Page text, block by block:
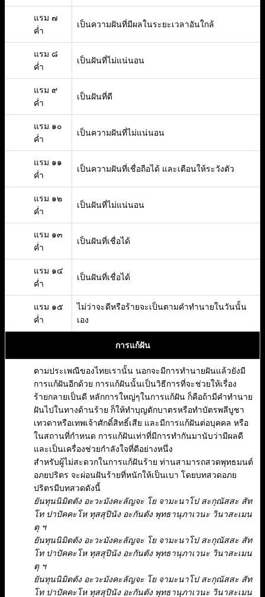
แรม ๗
ค่ำ
เป็นความฝันที่มีผลในระยะเวลาอันใกล้
แรม ๘
ค่ำ
เป็นฝันที่ไม่แน่นอน
แรม ๙
ค่ำ
เป็นฝันที่ดี
แรม ๑๐
ค่ำ
เป็นความฝันที่ไม่แน่นอน
แรม ๑๑
ค่ำ
เป็นความฝันที่เชื่อถือได้ และเตือนให้ระวังตัว
แรม ๑๒
ค่ำ
เป็นฝันที่ไม่แน่นอน
แรม ๑๓
ค่ำ
เป็นฝันที่เชื่อได้
แรม ๑๔
ค่ำ
เป็นฝันที่เชื่อได้
แรม ๑๕
ค่ำ
ไม่ว่าจะดีหรือร้ายจะเป็นตามคำทำนายในวันนั้น
เอง
การแก้ฝัน
ตามประเพณีของไทยเรานั้น นอกจะมีการทำนายฝันแล้วยังมี
การแก้ฝันอีกด้วย การแก้ฝันนั้นเป็นวิธีการที่จะช่วยให้เรื่อง
ร้ายกลายเป็นดี หลักการใหญ่ๆในการแก้ฝัน ก็คือถ้ามีคำทำนาย
ฝันไปในทางด้านร้าย ก็ให้ทำบุญตักบาตรหรือทำบัตรพลีบูชา
เทวดาหรือเทพเจ้าศักดิ์สิทธิ์เสีย และมีการแก้ฝันต่อบุคคล หรือ
ในสถานที่กำหนด การแก้ฝันเท่าที่มีการทำกันมานับว่ามีผลดี
และเป็นเครื่องช่วยกำลังใจที่ดีอย่างหนึ่ง
สำหรับผู้ไม่สะดวกในการแก้ฝันร้าย ท่านสามารถสวดพุทธมนต์
อภยปริตร จะผ่อนฝันร้ายที่หนักให้เป็นเบา โดยบทสวดอภย
ปริตรมีบทสวดดังนี้
ยันทุนนิมิตตัง อะวะมังคะลัญจะ โย จามะนาโป สะกุณัสสะ สัท
โท ปาปัคคะโห ทุสสุปินัง อะกันตัง พุทธานุภาเวนะ วินาสะเมน
ตุ ฯ
ยันทุนนิมิตตัง อะวะมังคะลัญจะ โย จามะนาโป สะกุณัสสะ สัท
โท ปาปัคคะโห ทุสสุปินัง อะกันตัง พุทธานุภาเวนะ วินาสะเมน
ตุ ฯ
ยันทุนนิมิตตัง อะวะมังคะลัญจะ โย จามะนาโป สะกุณัสสะ สัท
โท ปาปัคคะโห ทุสสุปินัง อะกันตัง พุทธานุภาเวนะ วินาสะเมน